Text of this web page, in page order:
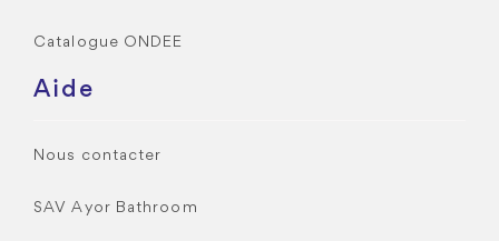
Catalogue ONDEE
Aide
Nous contacter
SAV Ayor Bathroom